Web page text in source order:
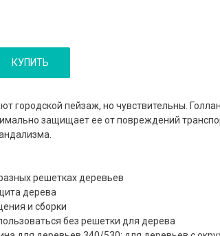
КУПИТЬ
городской пейзаж, но чувствительны.
защищает ее от повреждений
решетках деревьев
дерева
и сборки
без решетки для дерева